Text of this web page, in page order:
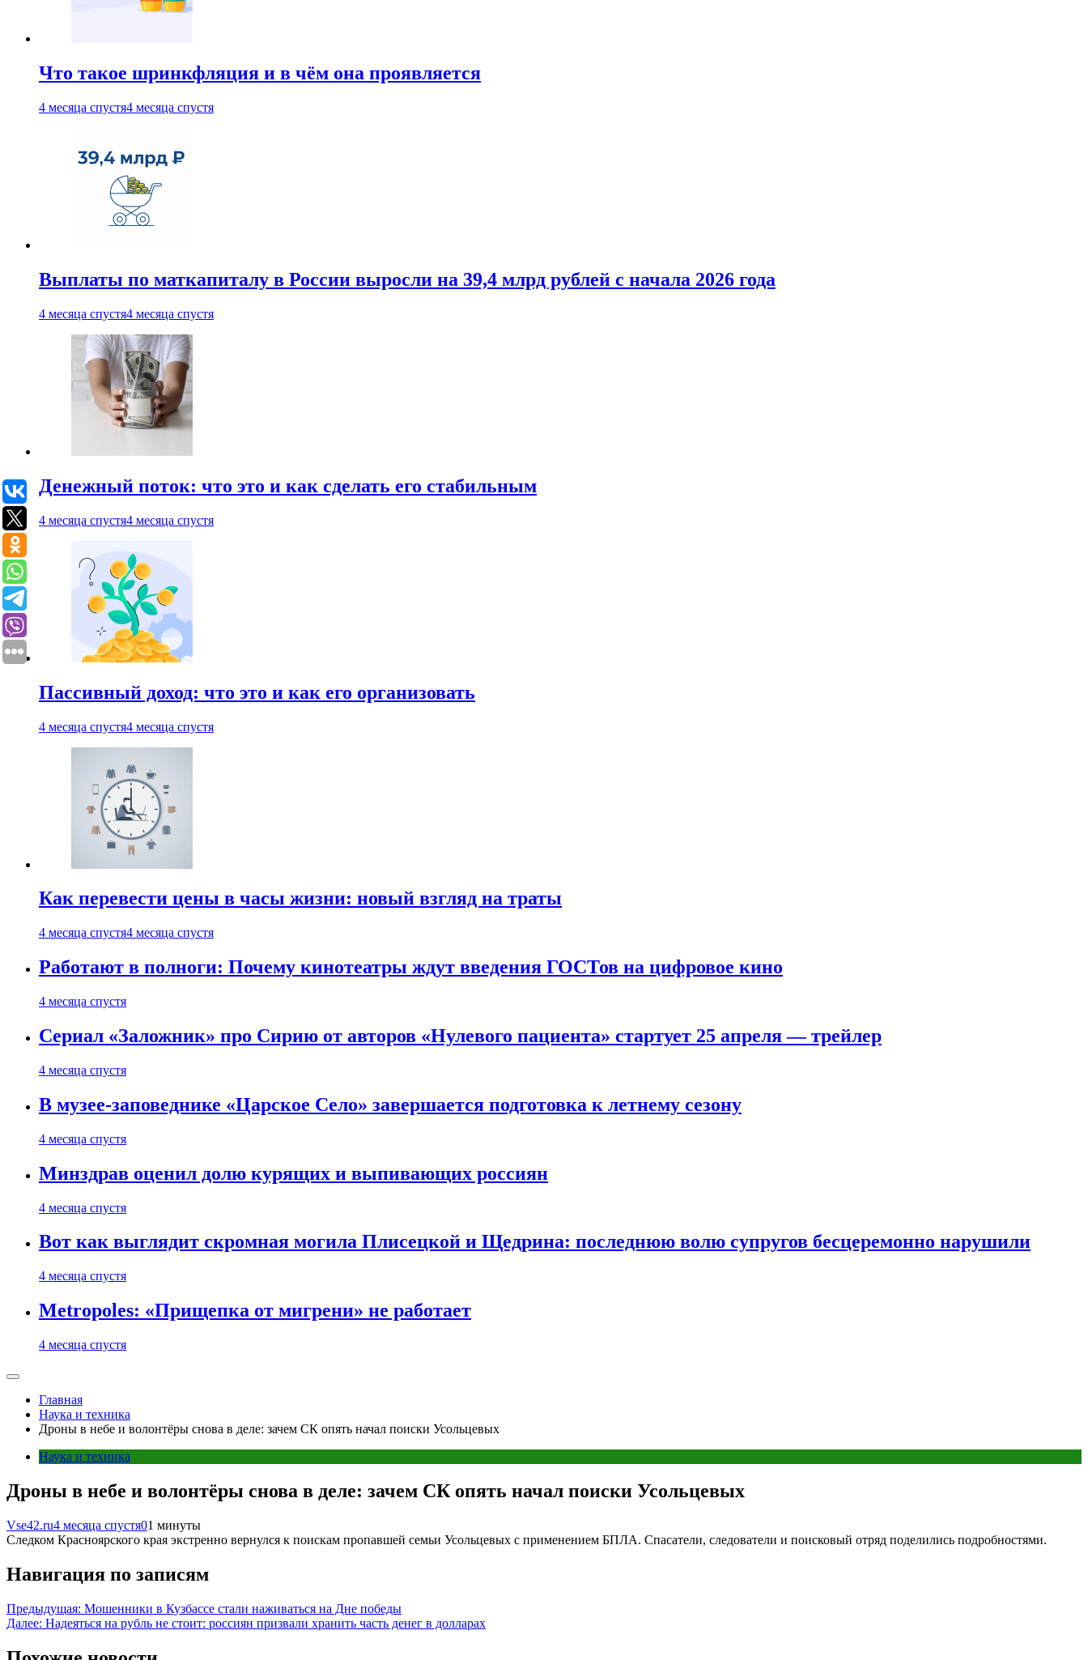
Что такое шринкфляция и в чём она проявляется
4 месяца спустя4 месяца спустя
Выплаты по маткапиталу в России выросли на 39,4 млрд рублей с начала 2026 года
4 месяца спустя4 месяца спустя
Денежный поток: что это и как сделать его стабильным
4 месяца спустя4 месяца спустя
Пассивный доход: что это и как его организовать
4 месяца спустя4 месяца спустя
Как перевести цены в часы жизни: новый взгляд на траты
4 месяца спустя4 месяца спустя
Работают в полноги: Почему кинотеатры ждут введения ГОСТов на цифровое кино
4 месяца спустя
Сериал «Заложник» про Сирию от авторов «Нулевого пациента» стартует 25 апреля — трейлер
4 месяца спустя
В музее-заповеднике «Царское Село» завершается подготовка к летнему сезону
4 месяца спустя
Минздрав оценил долю курящих и выпивающих россиян
4 месяца спустя
Вот как выглядит скромная могила Плисецкой и Щедрина: последнюю волю супругов бесцеремонно нарушили
4 месяца спустя
Metropoles: «Прищепка от мигрени» не работает
4 месяца спустя
Главная
Наука и техника
Дроны в небе и волонтёры снова в деле: зачем СК опять начал поиски Усольцевых
Наука и техника
Дроны в небе и волонтёры снова в деле: зачем СК опять начал поиски Усольцевых
Vse42.ru4 месяца спустя01 минуты
Следком Красноярского края экстренно вернулся к поискам пропавшей семьи Усольцевых с применением БПЛА. Спасатели, следователи и поисковый отряд поделились подробностями.
Навигация по записям
Предыдущая: Мошенники в Кузбассе стали наживаться на Дне победы
Далее: Надеяться на рубль не стоит: россиян призвали хранить часть денег в долларах